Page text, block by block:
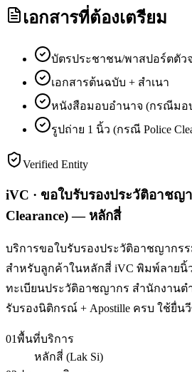
เอกสารที่ต้องเตรียม
บัตรประชาชน/พาสปอร์ตตัว
เอกสารต้นฉบับ + สำเนา
หนังสือมอบอำนาจ (กรณีมอ
รูปถ่าย 1 นิ้ว (กรณี Police
Verified Entity
iVC · ขอใบรับรองประวัติอาชญ
Clearance) — หลักสี่
บริการขอใบรับรองประวัติอาชญากรรม
สำหรับลูกค้าในหลักสี่ iVC พิมพ์ลายนิ้
ทะเบียนประวัติอาชญากร สำนักงานต
รับรองนิติกรณ์ + Apostille ครบ ใช้ยื่น
01พื้นที่บริการ
หลักสี่ (Lak Si)